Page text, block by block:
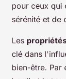
pour ceux qui
sérénité et de
Les
clé dans
bien-être. Par